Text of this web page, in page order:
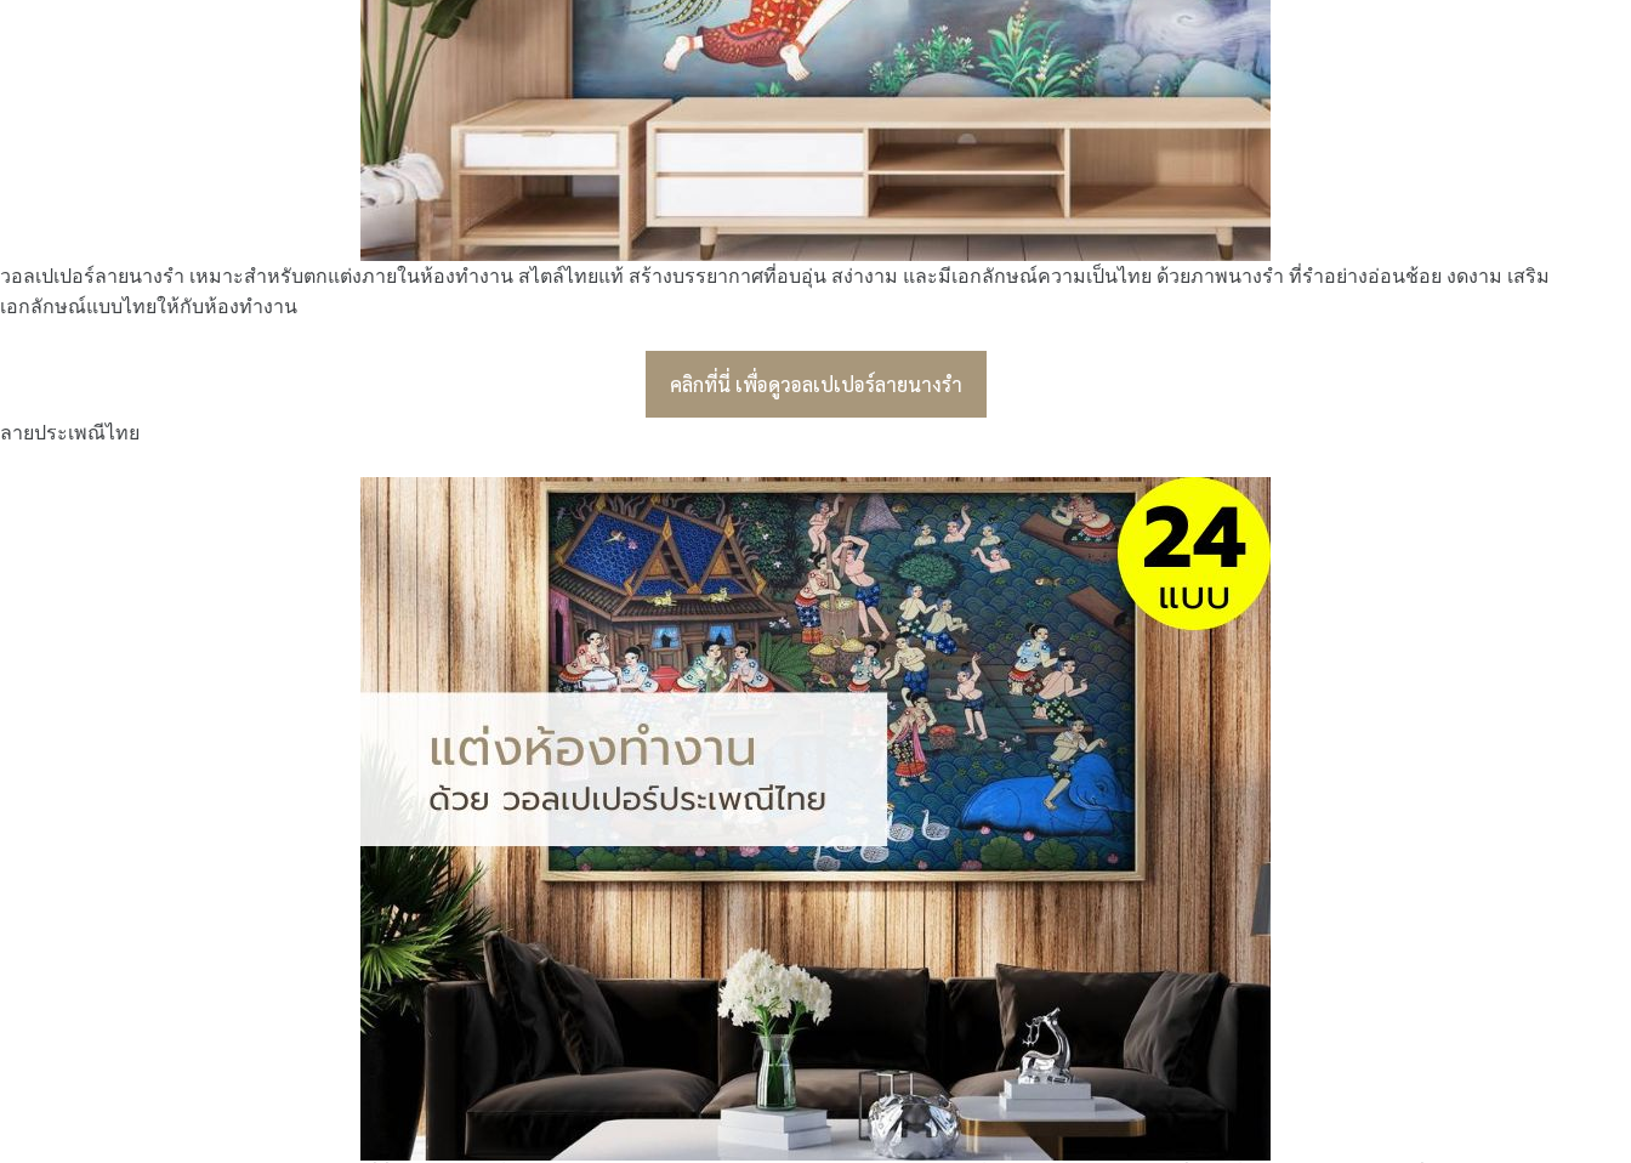
วอลเปเปอร์ลายนางรำ เหมาะสำหรับตกแต่งภายในห้องทำงาน สไตล์ไทยแท้ สร้างบรรยากาศที่อบอุ่น สง่างาม และมีเอกลักษณ์ความเป็นไทย ด้วยภาพนางรำ ที่รำอย่างอ่อนช้อย งดงาม เสริม
เอกลักษณ์แบบไทยให้กับห้องทำงาน
คลิกที่นี่ เพื่อดูวอลเปเปอร์ลายนางรำ
ลายประเพณีไทย